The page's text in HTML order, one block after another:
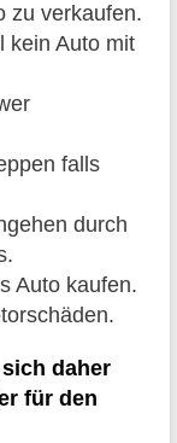
zu verkaufen.
kein Auto mit
falls
durch
Auto kaufen.
daher
für den